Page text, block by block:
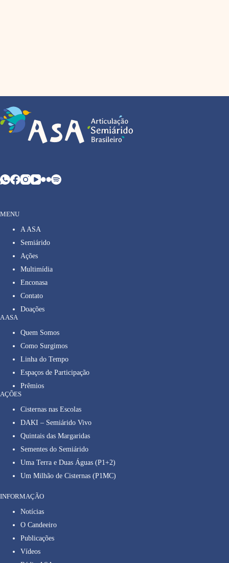
MENU
A ASA
Semiárido
Ações
Multimídia
Enconasa
Contato
Doações
A ASA
Quem Somos
Como Surgimos
Linha do Tempo
Espaços de Participação
Prêmios
AÇÕES
Cisternas nas Escolas
DAKI – Semiárido Vivo
Quintais das Margaridas
Sementes do Semiárido
Uma Terra e Duas Águas (P1+2)
Um Milhão de Cisternas (P1MC)
INFORMAÇÃO
Notícias
O Candeeiro
Publicações
Vídeos